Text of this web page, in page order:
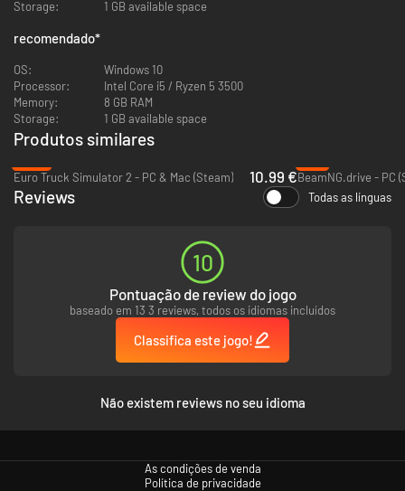
Storage:
1 GB available space
recomendado*
OS:
Windows 10
Processor:
Intel Core i5 / Ryzen 5 3500
Memory:
8 GB RAM
Storage:
1 GB available space
Produtos similares
Euro Truck Simulator 2 - PC & Mac (Steam)
10.99 €BeamNG.drive - PC
Reviews Todas as línguas
10
Pontuação de review do jogo
baseado em 13 3 reviews, todos os idiomas incluídos
Classifica este jogo!
Não existem reviews no seu idioma
As condições de venda
Política de privacidade